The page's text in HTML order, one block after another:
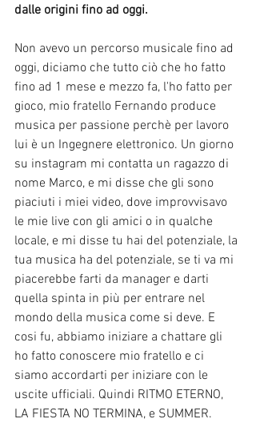
dalle origini fino ad oggi.
Non avevo un percorso musicale fino ad
oggi, diciamo che tutto ciò che ho fatto
fino ad 1 mese e mezzo fa, l'ho fatto per
gioco, mio fratello Fernando produce
musica per passione perchè per lavoro
lui è un Ingegnere elettronico. Un giorno
su instagram mi contatta un ragazzo di
nome Marco, e mi disse che gli sono
piaciuti i miei video, dove improvvisavo
le mie live con gli amici o in qualche
locale, e mi disse tu hai del potenziale, la
tua musica ha del potenziale, se ti va mi
piacerebbe farti da manager e darti
quella spinta in più per entrare nel
mondo della musica come si deve. E
cosi fu, abbiamo iniziare a chattare gli
ho fatto conoscere mio fratello e ci
siamo accordarti per iniziare con le
uscite ufficiali. Quindi RITMO ETERNO,
LA FIESTA NO TERMINA, e SUMMER.